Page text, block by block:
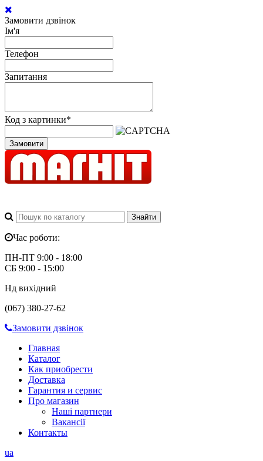
Замовити дзвінок
Ім'я
Телефон
Запитання
Код з картинки*
Замовити
Час роботи:
ПН-ПТ 9:00 - 18:00
СБ 9:00 - 15:00
Нд вихідний
(067) 380-27-62
Замовити дзвінок
Главная
Каталог
Как приобрести
Доставка
Гарантия и сервис
Про магазин
Наші партнери
Вакансії
Контакты
ua